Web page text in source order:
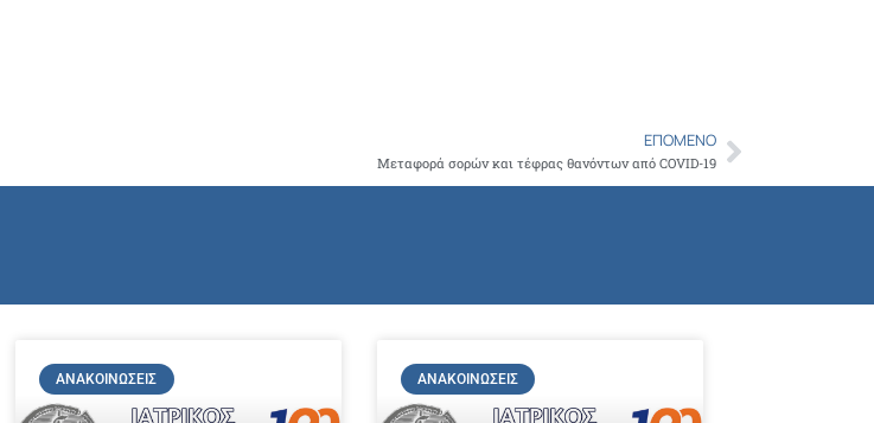
ΕΠΌΜΕΝΟ
Μεταφορά σορών και τέφρας θανόντων από COVID-19Next
ΑΝΑΚΟΙΝΏΣΕΙΣ ΑΝΑΚΟΙΝΏΣΕΙΣ